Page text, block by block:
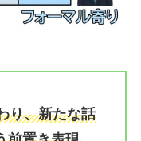
り、新たな話